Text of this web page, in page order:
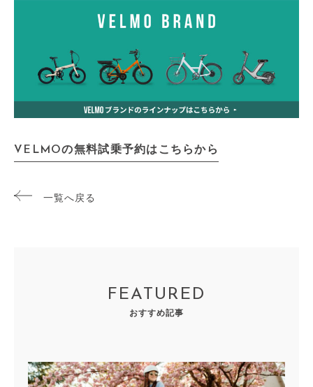
VELMOの無料試乗予約はこちらから
一覧へ戻る
FEATURED
おすすめ記事